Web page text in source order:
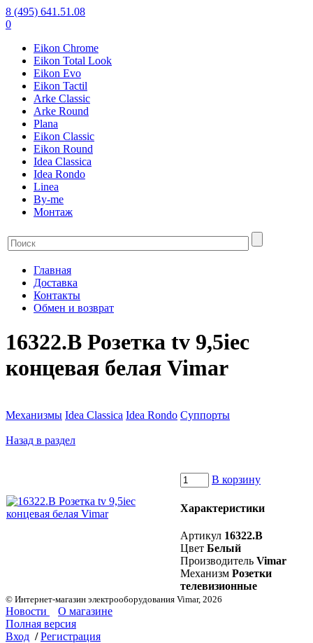
8 (495) 641.51.08
0
Eikon Chrome
Eikon Total Look
Eikon Evo
Eikon Tactil
Arke Classic
Arke Round
Plana
Eikon Classic
Eikon Round
Idea Classica
Idea Rondo
Linea
By-me
Монтаж
Главная
Доставка
Контакты
Обмен и возврат
16322.B Розетка tv 9,5iec
концевая белая Vimar
Механизмы Idea Classica Idea Rondo Суппорты
Назад в раздел
В корзину
Характеристики
Артикул 16322.B
Цвет Белый
Производитель Vimar
Механизм Розетки
телевизионные
© Интернет-магазин электрооборудования Vimar, 2026
Новости
О магазине
Полная версия
Вход / Регистрация